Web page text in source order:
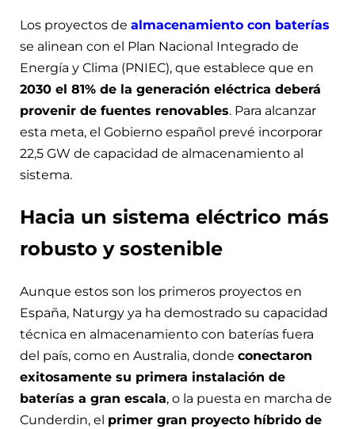
Los proyectos de almacenamiento con baterías
se alinean con el Plan Nacional Integrado de
Energía y Clima (PNIEC), que establece que en
2030 el 81% de la generación eléctrica deberá
provenir de fuentes renovables. Para alcanzar
esta meta, el Gobierno español prevé incorporar
22,5 GW de capacidad de almacenamiento al
sistema.
Hacia un sistema eléctrico más
robusto y sostenible
Aunque estos son los primeros proyectos en
España, Naturgy ya ha demostrado su capacidad
técnica en almacenamiento con baterías fuera
del país, como en Australia, donde conectaron
exitosamente su primera instalación de
baterías a gran escala, o la puesta en marcha de
Cunderdin, el primer gran proyecto híbrido de